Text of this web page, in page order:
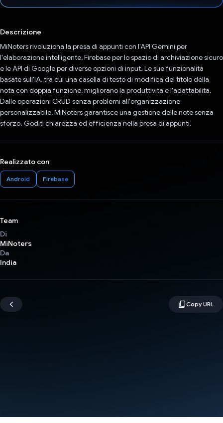
Descrizione
MiNoters rivoluziona la presa di appunti con l'API Gemini per
l'elaborazione intelligente, Firebase per lo spazio di archiviazione sicuro
e le API di Google per diverse opzioni di input. Le sue funzionalità
basate sull'IA, tra cui una casella di testo di modifica del titolo della
nota con doppia funzione, migliorano la produttività e l'adattabilità.
Dalle operazioni CRUD senza problemi all'organizzazione
personalizzabile, MiNoters garantisce una gestione delle note senza
sforzo. Goditi chiarezza ed efficienza nella presa di appunti.
Realizzato con
Android Firebase
Team
Di
MiNoters
Da
India